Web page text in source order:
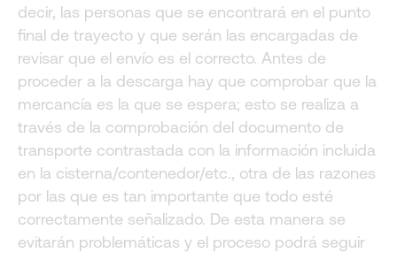
decir, las personas que se encontrará en el punto
final de trayecto y que serán las encargadas de
revisar que el envío es el correcto. Antes de
proceder a la descarga hay que comprobar que la
mercancía es la que se espera; esto se realiza a
través de la comprobación del documento de
transporte contrastada con la información incluida
en la cisterna/contenedor/etc., otra de las razones
por las que es tan importante que todo esté
correctamente señalizado. De esta manera se
evitarán problemáticas y el proceso podrá seguir